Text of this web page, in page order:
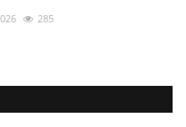
285